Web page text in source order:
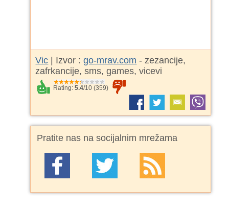
Vic | Izvor :go-mrav.com - zezancije,
zafrkancije, sms, games, vicevi
Rating:5.4/10 (359)
Pratite nas na socijalnim mrežama